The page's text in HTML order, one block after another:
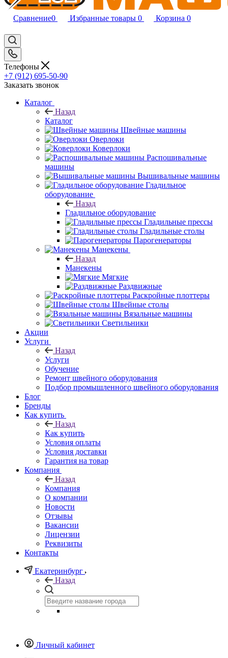
Сравнение0 Избранные товары 0 Корзина 0
Телефоны
+7 (912) 695-50-90
Заказать звонок
Каталог
Назад
Каталог
Швейные машины
Оверлоки
Коверлоки
Распошивальные
машины
Вышивальные машины
Гладильное
оборудование
Назад
Гладильное оборудование
Гладильные прессы
Гладильные столы
Парогенераторы
Манекены
Назад
Манекены
Мягкие
Раздвижные
Раскройные плоттеры
Швейные столы
Вязальные машины
Светильники
Акции
Услуги
Назад
Услуги
Обучение
Ремонт швейного оборудования
Подбор промышленного швейного оборудования
Блог
Бренды
Как купить
Назад
Как купить
Условия оплаты
Условия доставки
Гарантия на товар
Компания
Назад
Компания
О компании
Новости
Отзывы
Вакансии
Лицензии
Реквизиты
Контакты
Екатеринбург
Назад
Личный кабинет